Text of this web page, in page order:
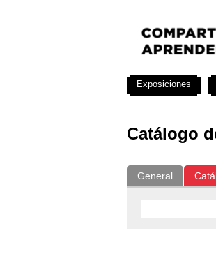
Catálogo
General
Exposiciones